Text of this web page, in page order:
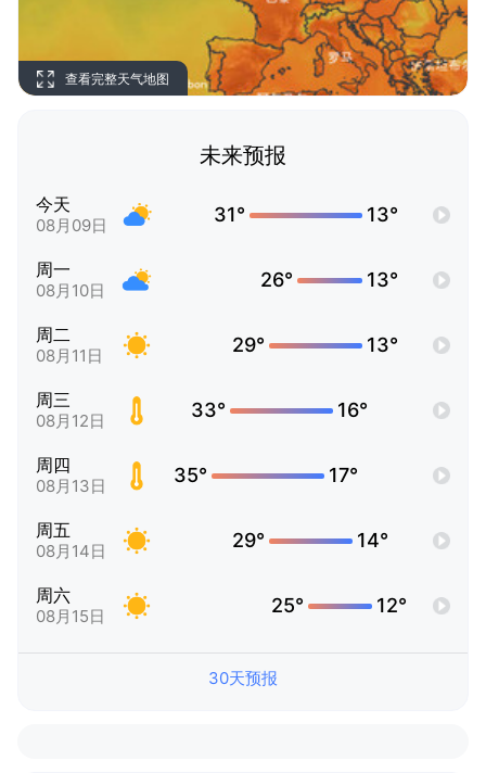
查看完整天气地图
未来预报
今天
08月09日 31° 13°
周一
08月10日 26° 13°
周二
08月11日 29° 13°
周三
08月12日 33° 16°
周四
08月13日 35° 17°
周五
08月14日 29° 14°
周六
08月15日 25° 12°
30天预报